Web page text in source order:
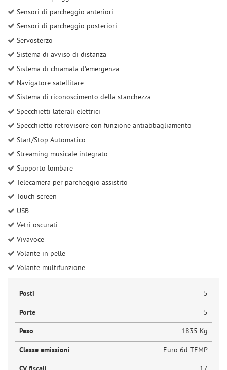
Sensori di parcheggio anteriori
Sensori di parcheggio posteriori
Servosterzo
Sistema di avviso di distanza
Sistema di chiamata d'emergenza
Navigatore satellitare
Sistema di riconoscimento della stanchezza
Specchietti laterali elettrici
Specchietto retrovisore con funzione antiabbagliamento
Start/Stop Automatico
Streaming musicale integrato
Supporto lombare
Telecamera per parcheggio assistito
Touch screen
USB
Vetri oscurati
Vivavoce
Volante in pelle
Volante multifunzione
Posti 5
Porte 5
Peso 1835 Kg
Classe emissioni Euro 6d-TEMP